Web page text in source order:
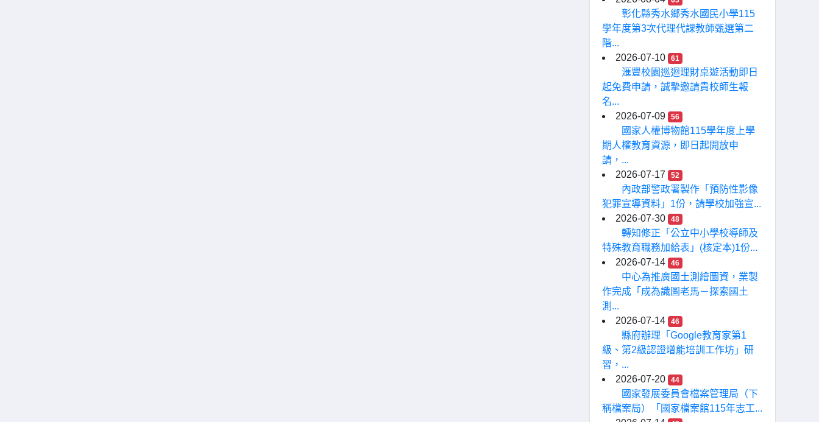
彰化縣秀水鄉秀水國民小學115
學年度第3次代理代課教師甄選第二
階...
2026-07-10
61
滙豐校園巡迴理財桌遊活動即日
起免費申請，誠摯邀請貴校師生報
名...
2026-07-09
56
國家人權博物館115學年度上學
期人權教育資源，即日起開放申
請，...
2026-07-17
52
內政部警政署製作「預防性影像
犯罪宣導資料」1份，請學校加強宣...
2026-07-30
48
轉知修正「公立中小學校導師及
特殊教育職務加給表」(核定本)1份...
2026-07-14
46
中心為推廣國土測繪圖資，業製
作完成「成為識圖老馬－探索國土
測...
2026-07-14
46
縣府辦理「Google教育家第1
級、第2級認證增能培訓工作坊」研
習，...
2026-07-20
44
國家發展委員會檔案管理局（下
稱檔案局）「國家檔案館115年志工...